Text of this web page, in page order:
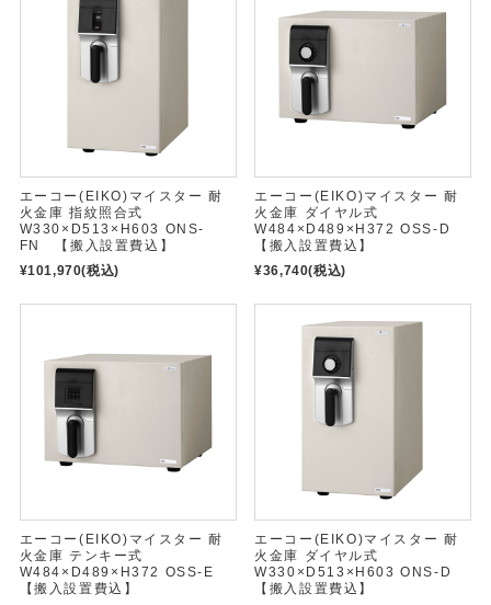
エーコー(EIKO)マイスター 耐
火金庫 指紋照合式
W330×D513×H603 ONS-
FN 【搬入設置費込】
¥101,970(税込)
エーコー(EIKO)マイスター 耐
火金庫 ダイヤル式
W484×D489×H372 OSS-D
【搬入設置費込】
¥36,740(税込)
エーコー(EIKO)マイスター 耐
火金庫 テンキー式
W484×D489×H372 OSS-E
【搬入設置費込】
エーコー(EIKO)マイスター 耐
火金庫 ダイヤル式
W330×D513×H603 ONS-D
【搬入設置費込】